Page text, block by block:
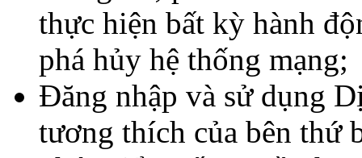
thực hiện bất kỳ hành
phá hủy hệ thống mạng;
Đăng nhập và sử dụng
tương thích của bên thứ